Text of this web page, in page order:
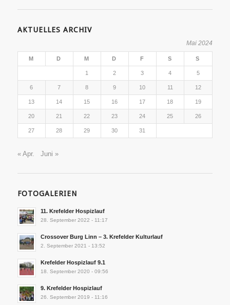
AKTUELLES ARCHIV
Mai 2024
M D M D F S S
1 2 3 4 5
6 7 8 9 10 11 12
13 14 15 16 17 18 19
20 21 22 23 24 25 26
27 28 29 30 31
« Apr. Juni »
FOTOGALERIEN
11. Krefelder Hospizlauf
28. September 2022 - 11:17
Crossover Burg Linn – 3. Krefelder Kulturlauf
2. September 2021 - 13:52
Krefelder Hospizlauf 9.1
18. September 2020 - 09:56
9. Krefelder Hospizlauf
26. September 2019 - 11:16